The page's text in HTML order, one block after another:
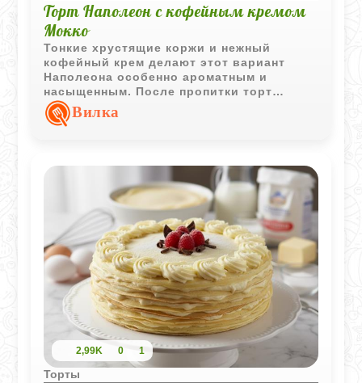
Торт Наполеон с кофейным кремом
Мокко
Тонкие хрустящие коржи и нежный
кофейный крем делают этот вариант
Наполеона особенно ароматным и
насыщенным. После пропитки торт
становится мягким, слоистым и очень
домашним.
Вилка
2,99K 0 1
Торты